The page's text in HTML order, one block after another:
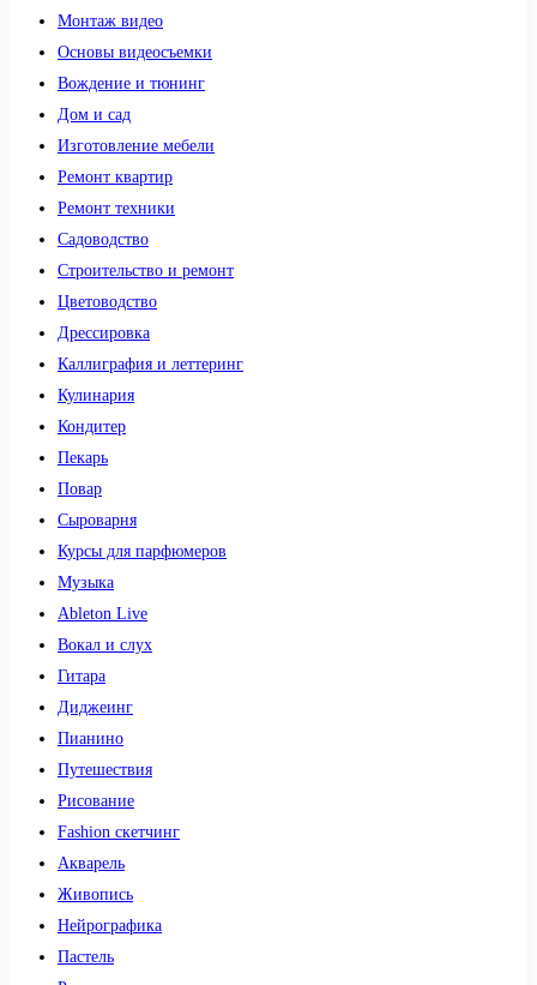
Монтаж видео
Основы видеосъемки
Вождение и тюнинг
Дом и сад
Изготовление мебели
Ремонт квартир
Ремонт техники
Садоводство
Строительство и ремонт
Цветоводство
Дрессировка
Каллиграфия и леттеринг
Кулинария
Кондитер
Пекарь
Повар
Сыроварня
Курсы для парфюмеров
Музыка
Ableton Live
Вокал и слух
Гитара
Диджеинг
Пианино
Путешествия
Рисование
Fashion скетчинг
Акварель
Живопись
Нейрографика
Пастель